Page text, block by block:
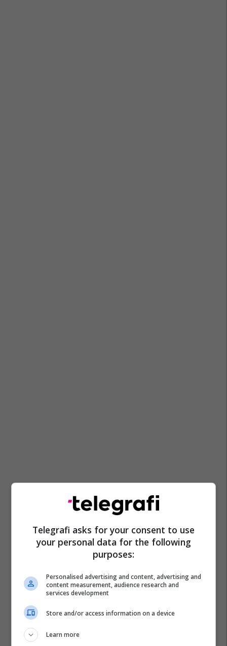
Telegrafi asks for your consent to use
your personal data for the following
purposes:
Personalised advertising and content, advertising and
content measurement, audience research and
services development
Store and/or access information on a device
Learn more